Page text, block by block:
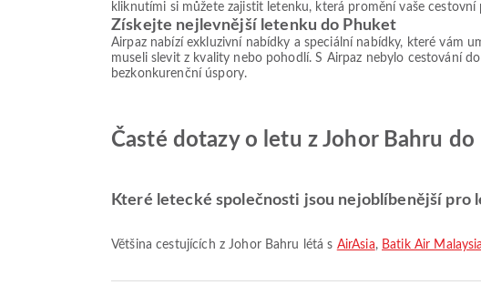
kliknutími si můžete zajistit letenku, která promění vaše
Získejte nejlevnější letenku do Phuket
Airpaz nabízí exkluzivní nabídky a speciální nabídky, které vám
museli slevit z kvality nebo pohodlí. S Airpaz nebylo cestování
bezkonkurenční úspory.
Časté dotazy o letu z Johor Bahru
Které letecké společnosti jsou nejoblíbenější pro
Většina cestujících z Johor Bahru létá s AirAsia, Batik Air Malaysia